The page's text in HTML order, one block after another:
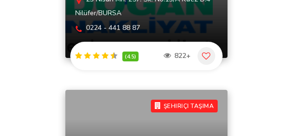
Nilüfer/BURSA
0224 - 441 88 87
(4.5) 822+
ŞEHIRIÇI TAŞIMA